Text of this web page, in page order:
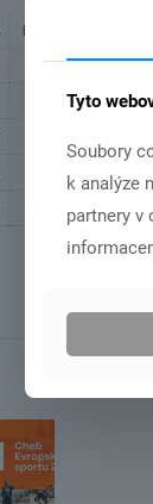
Ne
Tyto
Soubory
k analýze
partnery v